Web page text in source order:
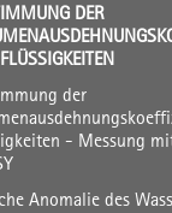
DER
der
- Messung
Anomalie des